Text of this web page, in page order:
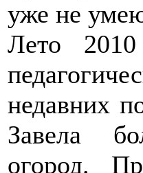
уже не
Лето
недавних
Завела
огород.